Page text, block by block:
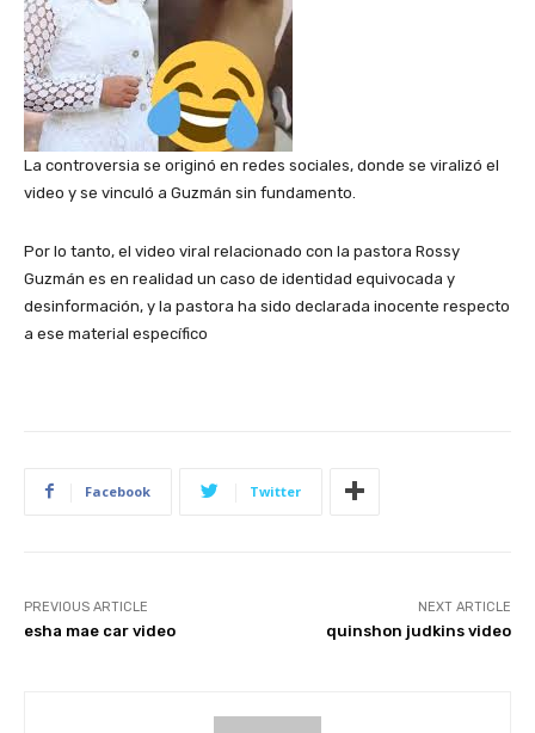
La controversia se originó en redes sociales, donde se viralizó el
video y se vinculó a Guzmán sin fundamento.
Por lo tanto, el video viral relacionado con la pastora Rossy
Guzmán es en realidad un caso de identidad equivocada y
desinformación, y la pastora ha sido declarada inocente respecto
a ese material específico
Facebook Twitter
PREVIOUS ARTICLE
esha mae car video
NEXT ARTICLE
quinshon judkins video